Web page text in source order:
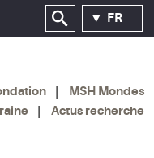
FR
MSH Mondes
Actus recherche